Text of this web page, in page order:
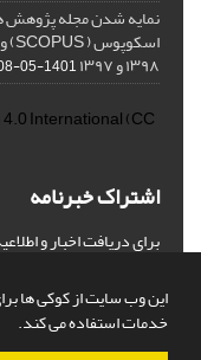
این وب سایت از کوکی ها
خدمات استفاده می کند.
نمایه شدن مجله پژوهش
۱۳۹۸ و ۱۳۹۷ 1401-05-08
International(CC
اشتراک خبرنامه
برای دریافت اخبار و